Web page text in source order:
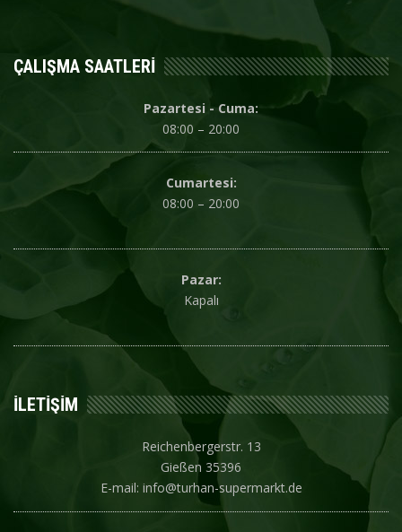
ÇALIŞMA SAATLERI
Pazartesi - Cuma:
08:00 – 20:00
Cumartesi:
08:00 – 20:00
Pazar:
Kapalı
İLETIŞIM
Reichenbergerstr. 13
Gießen 35396
E-mail: info@turhan-supermarkt.de